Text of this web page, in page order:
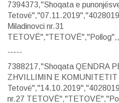
7394373,"Shoqata e
Miladinovci nr.31
-----
7388217,"Shoqata QENDRA
ZHVILLIMIN E KOMUNITETIT
nr.27